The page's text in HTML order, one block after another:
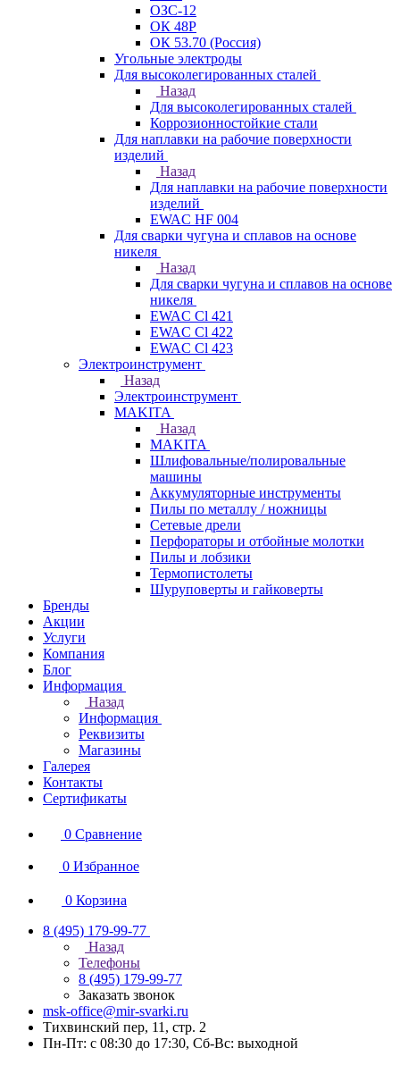
ОЗС-12
ОК 48Р
ОК 53.70 (Россия)
Угольные электроды
Для высоколегированных сталей
Назад
Для высоколегированных сталей
Коррозионностойкие стали
Для наплавки на рабочие поверхности
изделий
Назад
Для наплавки на рабочие поверхности
изделий
EWAC HF 004
Для сварки чугуна и сплавов на основе
никеля
Назад
Для сварки чугуна и сплавов на основе
никеля
EWAC Cl 421
EWAC Cl 422
EWAC Cl 423
Электроинструмент
Назад
Электроинструмент
МAKITA
Назад
МAKITA
Шлифовальные/полировальные
машины
Аккумуляторные инструменты
Пилы по металлу / ножницы
Сетевые дрели
Перфораторы и отбойные молотки
Пилы и лобзики
Термопистолеты
Шуруповерты и гайковерты
Бренды
Акции
Услуги
Компания
Блог
Информация
Назад
Информация
Реквизиты
Магазины
Галерея
Контакты
Сертификаты
0 Сравнение
0 Избранное
0 Корзина
8 (495) 179-99-77
Назад
Телефоны
8 (495) 179-99-77
Заказать звонок
msk-office@mir-svarki.ru
Тихвинский пер, 11, стр. 2
Пн-Пт: с 08:30 до 17:30, Сб-Вс: выходной